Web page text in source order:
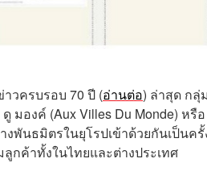
วครบรอบ 70 ปี (อ่านต่อ) ล่าสุด กลุ่ม
มองค์ (Aux Villes Du Monde) หรือ
พันธมิตรในยุโรปเข้าด้วยกันเป็นครั้
กค้าทั้งในไทยและต่างประเทศ